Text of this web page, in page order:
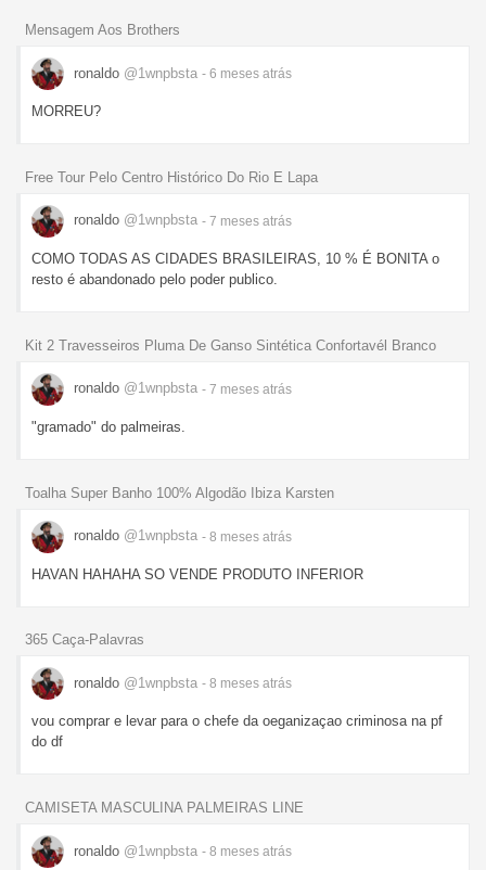
Mensagem Aos Brothers
ronaldo @1wnpbsta - 6 meses atrás
MORREU?
Free Tour Pelo Centro Histórico Do Rio E Lapa
ronaldo @1wnpbsta - 7 meses atrás
COMO TODAS AS CIDADES BRASILEIRAS, 10 % É BONITA o
resto é abandonado pelo poder publico.
Kit 2 Travesseiros Pluma De Ganso Sintética Confortavél Branco
ronaldo @1wnpbsta - 7 meses atrás
"gramado" do palmeiras.
Toalha Super Banho 100% Algodão Ibiza Karsten
ronaldo @1wnpbsta - 8 meses atrás
HAVAN HAHAHA SO VENDE PRODUTO INFERIOR
365 Caça-Palavras
ronaldo @1wnpbsta - 8 meses atrás
vou comprar e levar para o chefe da oeganizaçao criminosa na pf
do df
CAMISETA MASCULINA PALMEIRAS LINE
ronaldo @1wnpbsta - 8 meses atrás